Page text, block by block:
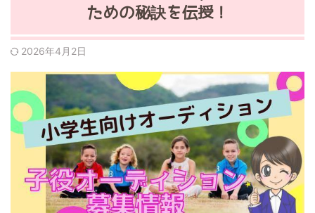
ための秘訣を伝授！
2026年4月2日